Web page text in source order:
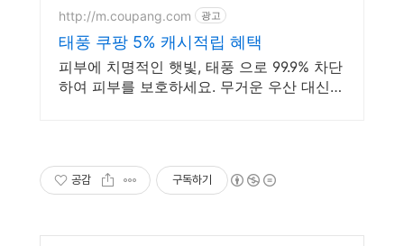
http://m.coupang.com 광고
태풍 쿠팡 5% 캐시적립 혜택
피부에 치명적인 햇빛, 태풍 으로 99.9% 차단
하여 피부를 보호하세요. 무거운 우산 대신
공감 구독하기